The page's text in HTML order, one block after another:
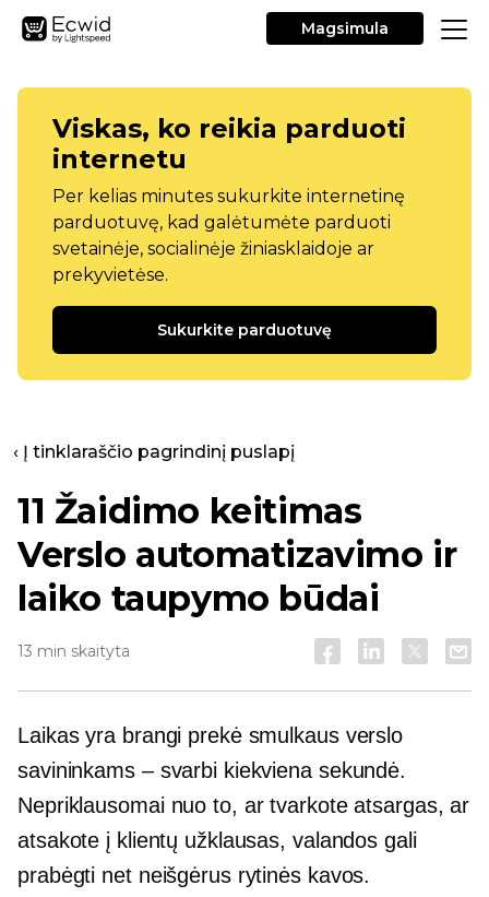
Magsimula
Viskas, ko reikia parduoti
internetu
Per kelias minutes sukurkite internetinę
parduotuvę, kad galėtumėte parduoti
svetainėje, socialinėje žiniasklaidoje ar
prekyvietėse.
Sukurkite parduotuvę
‹ Į tinklaraščio pagrindinį puslapį
11 Žaidimo keitimas
Verslo automatizavimo ir
laiko taupymo būdai
13 min skaityta
Laikas yra brangi prekė smulkaus verslo
savininkams – svarbi kiekviena sekundė.
Nepriklausomai nuo to, ar tvarkote atsargas, ar
atsakote į klientų užklausas, valandos gali
prabėgti net neišgėrus rytinės kavos.